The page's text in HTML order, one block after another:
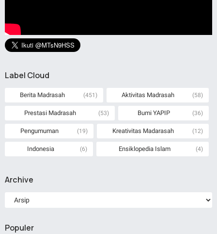
Label Cloud
Berita Madrasah (451) Aktivitas Madrasah (58)
Prestasi Madrasah (53) Bumi YAPIP (36)
Pengumuman (19) Kreativitas Madarasah (12)
Indonesia (6) Ensiklopedia Islam (4)
Archive
Populer